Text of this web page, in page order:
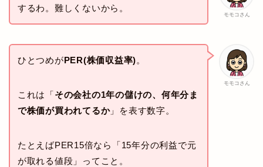
モモコさん
するわ。難しくないから。
モモコさん
ひとつめがPER(株価収益率)。
これは「その会社の1年の儲けの、何年分ま
で株価が買われてるか」を表す数字。
たとえばPER15倍なら「15年分の利益で元
が取れる値段」ってこと。